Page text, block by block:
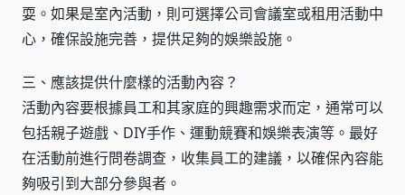
耍。如果是室內活動，則可選擇公司會議室或租用活動中
心，確保設施完善，提供足夠的娛樂設施。
三、應該提供什麼樣的活動內容？
活動內容要根據員工和其家庭的興趣需求而定，通常可以
包括親子遊戲、DIY手作、運動競賽和娛樂表演等。最好
在活動前進行問卷調查，收集員工的建議，以確保內容能
夠吸引到大部分參與者。